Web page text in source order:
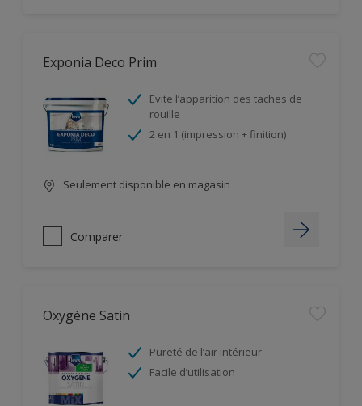
Exponia Deco Prim
Evite l’apparition des taches de
rouille
2 en 1 (impression + finition)
Seulement disponible en magasin
Comparer
Oxygène Satin
Pureté de l’air intérieur
Facile d’utilisation